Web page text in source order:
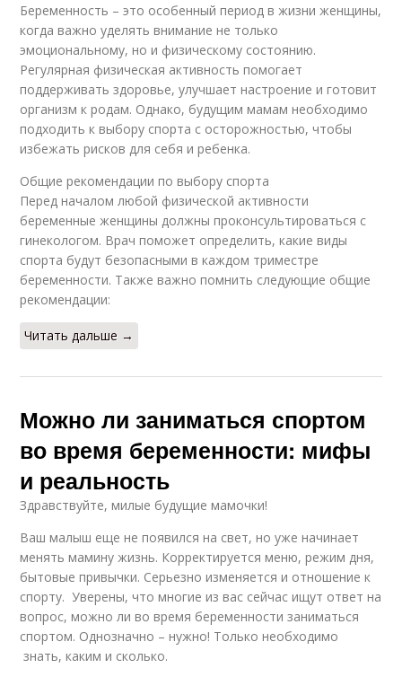
Беременность – это особенный период в жизни женщины,
когда важно уделять внимание не только
эмоциональному, но и физическому состоянию.
Регулярная физическая активность помогает
поддерживать здоровье, улучшает настроение и готовит
организм к родам. Однако, будущим мамам необходимо
подходить к выбору спорта с осторожностью, чтобы
избежать рисков для себя и ребенка.
Общие рекомендации по выбору спорта
Перед началом любой физической активности
беременные женщины должны проконсультироваться с
гинекологом. Врач поможет определить, какие виды
спорта будут безопасными в каждом триместре
беременности. Также важно помнить следующие общие
рекомендации:
Читать дальше →
Можно ли заниматься спортом
во время беременности: мифы
и реальность
Здравствуйте, милые будущие мамочки!
Ваш малыш еще не появился на свет, но уже начинает
менять мамину жизнь. Корректируется меню, режим дня,
бытовые привычки. Серьезно изменяется и отношение к
спорту. Уверены, что многие из вас сейчас ищут ответ на
вопрос, можно ли во время беременности заниматься
спортом. Однозначно – нужно! Только необходимо
знать, каким и сколько.